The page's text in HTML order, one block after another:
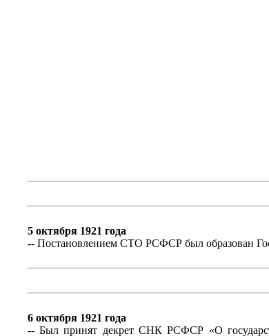
5 октября 1921 года
-- Постановлением СТО РСФСР был образован
6 октября 1921 года
-- Был принят декрет СНК РСФСР «О